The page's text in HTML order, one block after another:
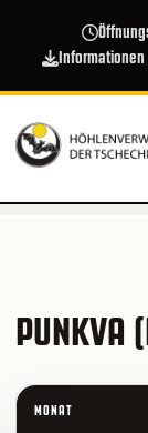
Informationen
PUNKVA
MONAT